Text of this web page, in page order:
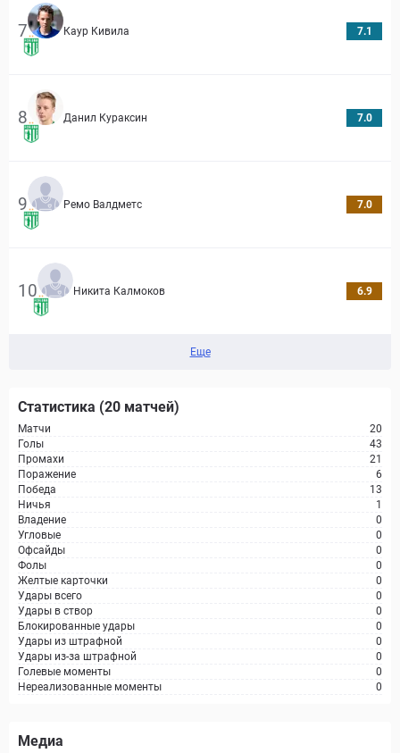
7 Каур Кивила 7.1
8 Данил Кураксин 7.0
9 Ремо Валдметс 7.0
10 Никита Калмоков 6.9
Еще
Статистика (20 матчей)
Матчи
20
Голы
43
Промахи
21
Поражение
6
Победа
13
Ничья
1
Владение
0
Угловые
0
Офсайды
0
Фолы
0
Желтые карточки
0
Удары всего
0
Удары в створ
0
Блокированные удары
0
Удары из штрафной
0
Удары из-за штрафной
0
Голевые моменты
0
Нереализованные моменты
0
Медиа